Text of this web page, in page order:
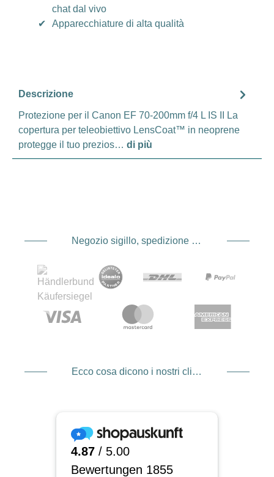
chat dal vivo
✔
Apparecchiature di alta qualità
Descrizione
Protezione per il Canon EF 70-200mm f/4 L IS II La
copertura per teleobiettivo LensCoat™ in neoprene
protegge il tuo prezios… di più
Negozio sigillo, spedizione e spedizione Fornitore di servizi di pagamento
Ecco cosa dicono i nostri clienti